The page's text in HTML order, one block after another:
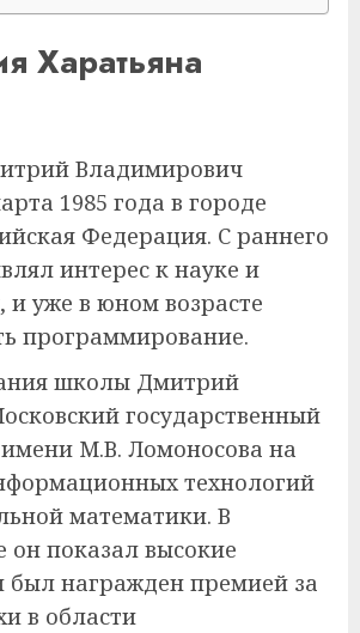
Харатьяна
Владимирович
1985 года в городе
Федерация. С раннего
интерес к науке и
и уже в юном возрасте
программирование.
школы Дмитрий
государственный
имени М.В. Ломоносова на
технологий
математики. В
он показал высокие
был награжден премией за
в области